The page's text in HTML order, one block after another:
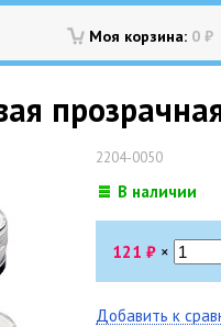
Моя корзина: 0 ₽
2204-0050
В наличии
121 ₽ ×
Добавить к